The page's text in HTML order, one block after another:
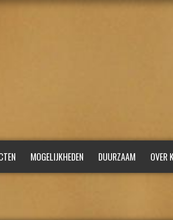
MOGELIJKHEDEN DUURZAAM OVER